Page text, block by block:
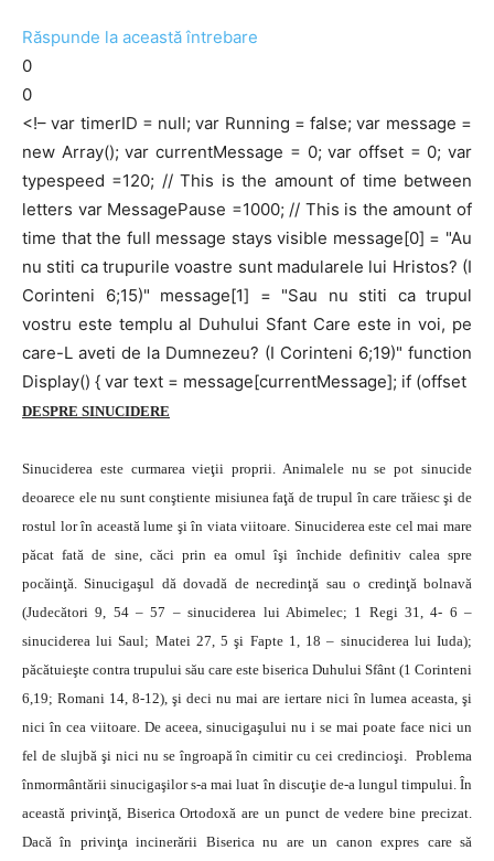
Răspunde la această întrebare
0
0
<!– var timerID = null; var Running = false; var message =
new Array(); var currentMessage = 0; var offset = 0; var
typespeed =120; // This is the amount of time between
letters var MessagePause =1000; // This is the amount of
time that the full message stays visible message[0] = "Au
nu stiti ca trupurile voastre sunt madularele lui Hristos? (I
Corinteni 6;15)" message[1] = "Sau nu stiti ca trupul
vostru este templu al Duhului Sfant Care este in voi, pe
care-L aveti de la Dumnezeu? (I Corinteni 6;19)" function
Display() { var text = message[currentMessage]; if (offset
DESPRE SINUCIDERE
Sinuciderea este curmarea vieţii proprii. Animalele nu se pot sinucide
deoarece ele nu sunt conştiente misiunea faţă de trupul în care trăiesc şi de
rostul lor în această lume şi în viata viitoare. Sinuciderea este cel mai mare
păcat fată de sine, căci prin ea omul îşi închide definitiv calea spre
pocăinţă. Sinucigaşul dă dovadă de necredinţă sau o credinţă bolnavă
(Judecători 9, 54 – 57 – sinuciderea lui Abimelec; 1 Regi 31, 4- 6 –
sinuciderea lui Saul; Matei 27, 5 şi Fapte 1, 18 – sinuciderea lui Iuda);
păcătuieşte contra trupului său care este biserica Duhului Sfânt (1 Corinteni
6,19; Romani 14, 8-12), şi deci nu mai are iertare nici în lumea aceasta, şi
nici în cea viitoare. De aceea, sinucigaşului nu i se mai poate face nici un
fel de slujbă şi nici nu se îngroapă în cimitir cu cei credincioşi. Problema
înmormântării sinucigaşilor s-a mai luat în discuţie de-a lungul timpului. În
această privinţă, Biserica Ortodoxă are un punct de vedere bine precizat.
Dacă în privinţa incinerării Biserica nu are un canon expres care să